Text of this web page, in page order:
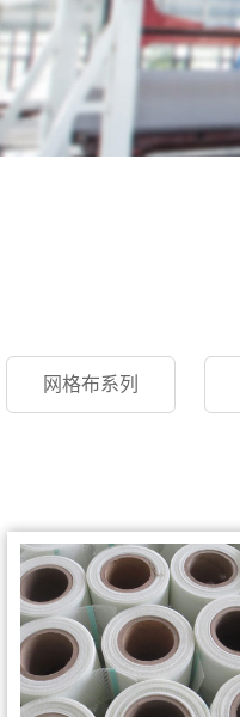
网格布系列